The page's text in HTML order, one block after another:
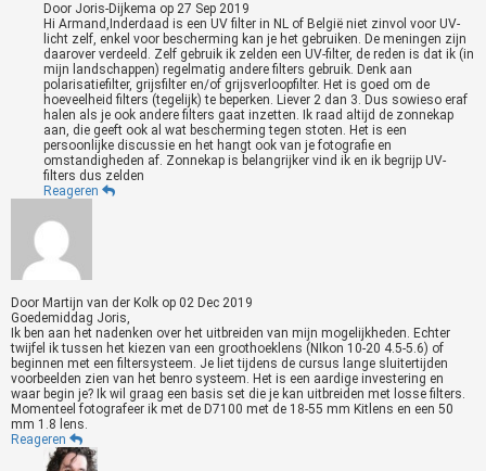
Door Joris-Dijkema op 27 Sep 2019
Hi Armand,Inderdaad is een UV filter in NL of België niet zinvol voor UV-
licht zelf, enkel voor bescherming kan je het gebruiken. De meningen zijn
daarover verdeeld. Zelf gebruik ik zelden een UV-filter, de reden is dat ik (in
mijn landschappen) regelmatig andere filters gebruik. Denk aan
polarisatiefilter, grijsfilter en/of grijsverloopfilter. Het is goed om de
hoeveelheid filters (tegelijk) te beperken. Liever 2 dan 3. Dus sowieso eraf
halen als je ook andere filters gaat inzetten. Ik raad altijd de zonnekap
aan, die geeft ook al wat bescherming tegen stoten. Het is een
persoonlijke discussie en het hangt ook van je fotografie en
omstandigheden af. Zonnekap is belangrijker vind ik en ik begrijp UV-
filters dus zelden
Reageren
Door Martijn van der Kolk op 02 Dec 2019
Goedemiddag Joris,
Ik ben aan het nadenken over het uitbreiden van mijn mogelijkheden. Echter
twijfel ik tussen het kiezen van een groothoeklens (NIkon 10-20 4.5-5.6) of
beginnen met een filtersysteem. Je liet tijdens de cursus lange sluitertijden
voorbeelden zien van het benro systeem. Het is een aardige investering en
waar begin je? Ik wil graag een basis set die je kan uitbreiden met losse filters.
Momenteel fotografeer ik met de D7100 met de 18-55 mm Kitlens en een 50
mm 1.8 lens.
Reageren